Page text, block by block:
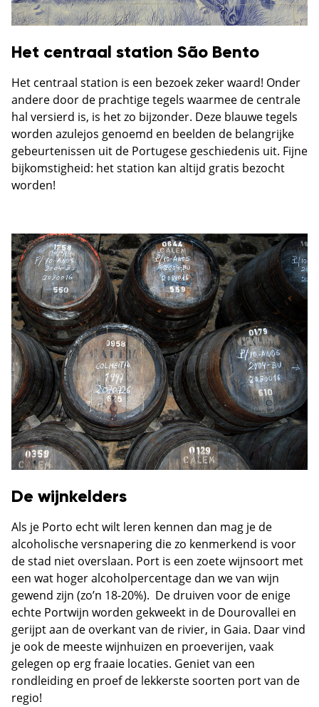
Het centraal station São Bento
Het centraal station is een bezoek zeker waard! Onder
andere door de prachtige tegels waarmee de centrale
hal versierd is, is het zo bijzonder. Deze blauwe tegels
worden azulejos genoemd en beelden de belangrijke
gebeurtenissen uit de Portugese geschiedenis uit. Fijne
bijkomstigheid: het station kan altijd gratis bezocht
worden!
De wijnkelders
Als je Porto echt wilt leren kennen dan mag je de
alcoholische versnapering die zo kenmerkend is voor
de stad niet overslaan. Port is een zoete wijnsoort met
een wat hoger alcoholpercentage dan we van wijn
gewend zijn (zo’n 18-20%). De druiven voor de enige
echte Portwijn worden gekweekt in de Dourovallei en
gerijpt aan de overkant van de rivier, in Gaia. Daar vind
je ook de meeste wijnhuizen en proeverijen, vaak
gelegen op erg fraaie locaties. Geniet van een
rondleiding en proef de lekkerste soorten port van de
regio!